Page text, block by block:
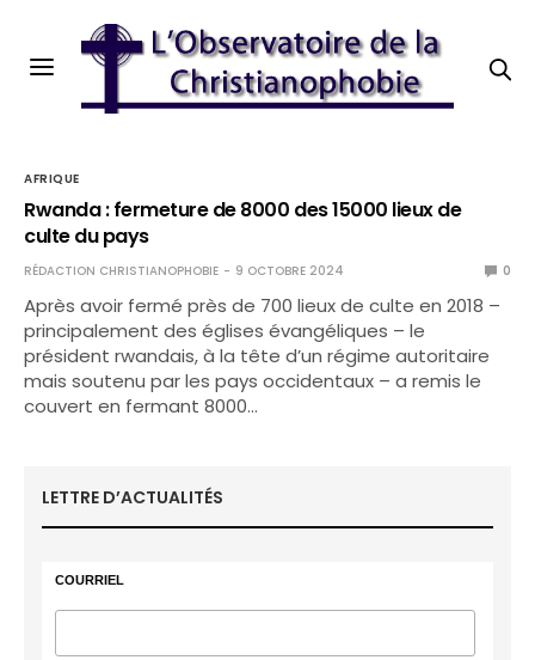
AFRIQUE
Rwanda : fermeture de 8000 des 15000 lieux de
culte du pays
RÉDACTION CHRISTIANOPHOBIE 9 OCTOBRE 2024 0
Après avoir fermé près de 700 lieux de culte en 2018 –
principalement des églises évangéliques – le
président rwandais, à la tête d’un régime autoritaire
mais soutenu par les pays occidentaux – a remis le
couvert en fermant 8000…
LETTRE D’ACTUALITÉS
COURRIEL